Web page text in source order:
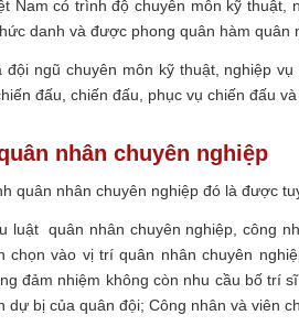
Nam có trình độ chuyên môn kỹ
danh và được phong quân hàm quân
ngũ chuyên môn kỹ thuật, nghiệp
đấu, chiến đấu, phục vụ chiến đấu
nhân chuyên nghiệp
quân nhân chuyên nghiệp đó là được
luật quân nhân chuyên nghiệp, công
chọn vào vị trí quân nhân chuyên
đảm nhiệm không còn nhu cầu bố trí
dự bị của quân đội; Công nhân và viên